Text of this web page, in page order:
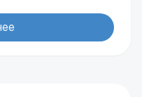
стиль несет
В этом обзоре